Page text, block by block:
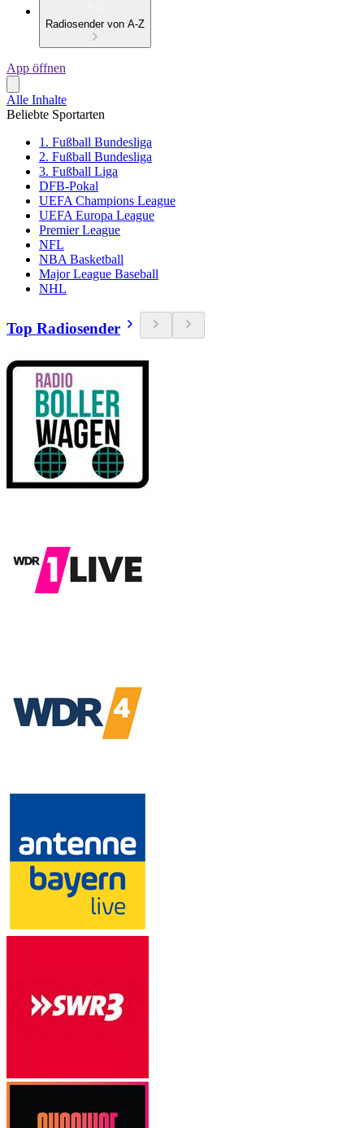
Radiosender von A-Z
App öffnen
Alle Inhalte
Beliebte Sportarten
1. Fußball Bundesliga
2. Fußball Bundesliga
3. Fußball Liga
DFB-Pokal
UEFA Champions League
UEFA Europa League
Premier League
NFL
NBA Basketball
Major League Baseball
NHL
Top Radiosender